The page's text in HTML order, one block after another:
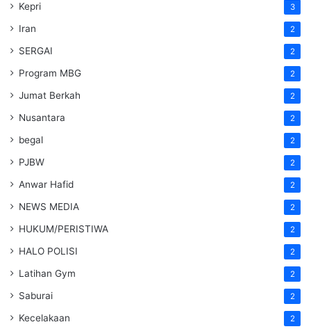
Kepri 3
Iran 2
SERGAI 2
Program MBG 2
Jumat Berkah 2
Nusantara 2
begal 2
PJBW 2
Anwar Hafid 2
NEWS MEDIA 2
HUKUM/PERISTIWA 2
HALO POLISI 2
Latihan Gym 2
Saburai 2
Kecelakaan 2